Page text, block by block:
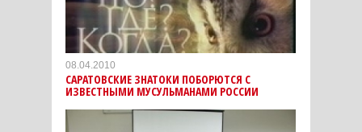
08.04.2010
САРАТОВСКИЕ ЗНАТОКИ ПОБОРЮТСЯ С
ИЗВЕСТНЫМИ МУСУЛЬМАНАМИ РОССИИ